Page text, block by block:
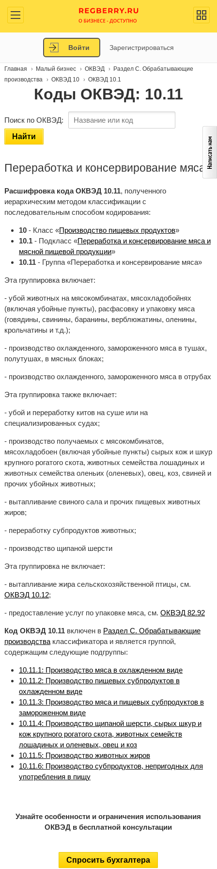
Войти Зарегистрироваться
Главная Малый бизнес ОКВЭД
Раздел C. Обрабатывающие
производства
ОКВЭД 10 ОКВЭД 10.1
Коды ОКВЭД: 10.11
Поиск по ОКВЭД:
Найти
Переработка и консервирование мяса
Расшифровка кода ОКВЭД 10.11, полученного
иерархическим методом классификации с
последовательным способом кодирования:
10- Класс «Производство пищевых продуктов»
10.1- Подкласс «Переработка и консервирование мяса и
мясной пищевой продукции»
10.11- Группа «Переработка и консервирование мяса»
Эта группировка включает:
- убой животных на мясокомбинатах, мясохладобойнях
(включая убойные пункты), расфасовку и упаковку мяса
(говядины, свинины, баранины, верблюжатины, оленины,
крольчатины и т.д.);
- производство охлажденного, замороженного мяса в тушах,
полутушах, в мясных блоках;
- производство охлажденного, замороженного мяса в отрубах
Эта группировка также включает:
- убой и переработку китов на суше или на
специализированных судах;
- производство получаемых с мясокомбинатов,
мясохладобоен (включая убойные пункты) сырых кож и шкур
крупного рогатого скота, животных семейства лошадиных и
животных семейства оленьих (оленевых), овец, коз, свиней и
прочих убойных животных;
- вытапливание свиного сала и прочих пищевых животных
жиров;
- переработку субпродуктов животных;
- производство щипаной шерсти
Эта группировка не включает:
- вытапливание жира сельскохозяйственной птицы, см.
ОКВЭД 10.12;
- предоставление услуг по упаковке мяса, см. ОКВЭД 82.92
Код ОКВЭД 10.11включен в Раздел C. Обрабатывающие
производстваклассификатора и является группой,
содержащим следующие подгруппы:
10.11.1: Производство мяса в охлажденном виде
10.11.2: Производство пищевых субпродуктов в
охлажденном виде
10.11.3: Производство мяса и пищевых субпродуктов в
замороженном виде
10.11.4: Производство щипаной шерсти, сырых шкур и
кож крупного рогатого скота, животных семейств
лошадиных и оленевых, овец и коз
10.11.5: Производство животных жиров
10.11.6: Производство субпродуктов, непригодных для
употребления в пищу
Узнайте особенности и ограничения использования
ОКВЭД в бесплатной консультации
Спросить бухгалтера